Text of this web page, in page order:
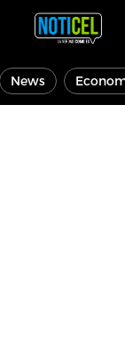
News